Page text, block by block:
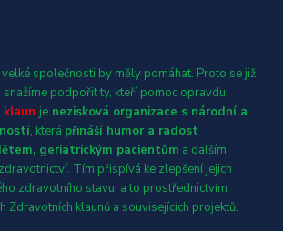
velké společnosti by měly pomáhat. Proto se již
podpořit ty, kteří pomoc opravdu
je nezisková organizace s národní a
, která přináší humor a radost
geriatrickým pacientům a dalším
Tím přispívá ke zlepšení jejich
zdravotního stavu, a to prostřednictvím
Zdravotních klaunů a souvisejících projektů.